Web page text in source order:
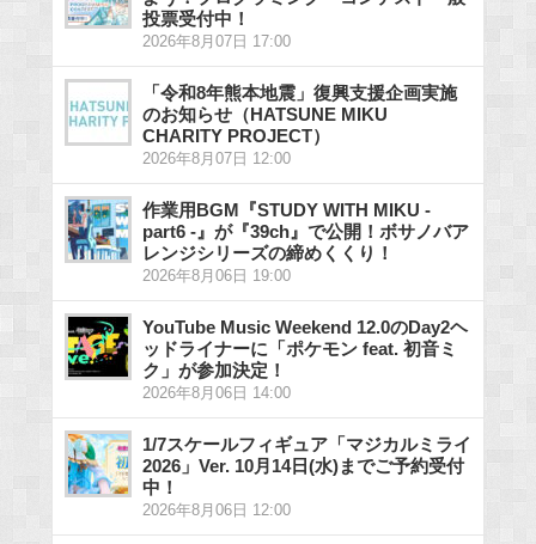
投票受付中！
2026年8月07日 17:00
「令和8年熊本地震」復興支援企画実施
のお知らせ（HATSUNE MIKU
CHARITY PROJECT）
2026年8月07日 12:00
作業用BGM『STUDY WITH MIKU -
part6 -』が『39ch』で公開！ボサノバア
レンジシリーズの締めくくり！
2026年8月06日 19:00
YouTube Music Weekend 12.0のDay2ヘ
ッドライナーに「ポケモン feat. 初音ミ
ク」が参加決定！
2026年8月06日 14:00
1/7スケールフィギュア「マジカルミライ
2026」Ver. 10月14日(水)までご予約受付
中！
2026年8月06日 12:00